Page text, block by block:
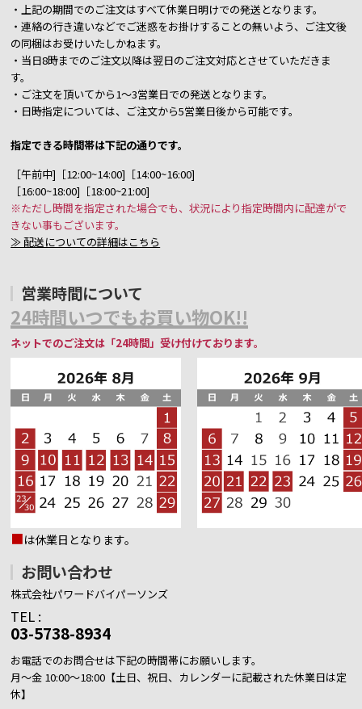
・上記の期間でのご注文はすべて休業日明けでの発送となります。
・連絡の行き違いなどでご迷惑をお掛けすることの無いよう、ご注文後
の同梱はお受けいたしかねます。
・当日8時までのご注文以降は翌日のご注文対応とさせていただきま
す。
・ご注文を頂いてから1～3営業日での発送となります。
・日時指定については、ご注文から5営業日後から可能です。
指定できる時間帯は下記の通りです。
［午前中]［12:00~14:00]［14:00~16:00]
［16:00~18:00]［18:00~21:00]
※ただし時間を指定された場合でも、状況により指定時間内に配達がで
きない事もございます。
≫ 配送についての詳細はこちら
営業時間について
24時間いつでもお買い物OK!!
ネットでのご注文は「24時間」受け付けております。
■は休業日となります。
お問い合わせ
株式会社パワードバイパーソンズ
TEL :
03-5738-8934
お電話でのお問合せは下記の時間帯にお願いします。
月～金 10:00～18:00【土日、祝日、カレンダーに記載された休業日は定
休】